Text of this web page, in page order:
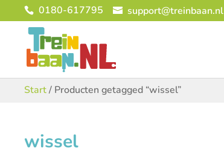
0180-617795 support@treinbaan.nl
Start/ Producten getagged “wissel”
wissel